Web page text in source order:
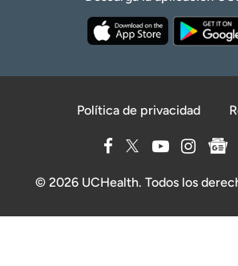
Política de privacidad
© 2026 UCHealth. Todos los